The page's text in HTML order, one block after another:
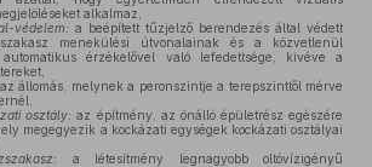
alkalmaz,
védelem: a beépített tűzjelző berendezés által védett
menekülési útvonalainak és a közvetlenül
automatikus érzékelővel való lefedettsége, kivéve a
állomás, melynek a peronszintje a terepszinttől mérve
osztály: az építmény, az önálló épületrész egészére
megegyezik a kockázati egységek kockázati osztályai
a létesítmény legnagyobb oltóvízigényű